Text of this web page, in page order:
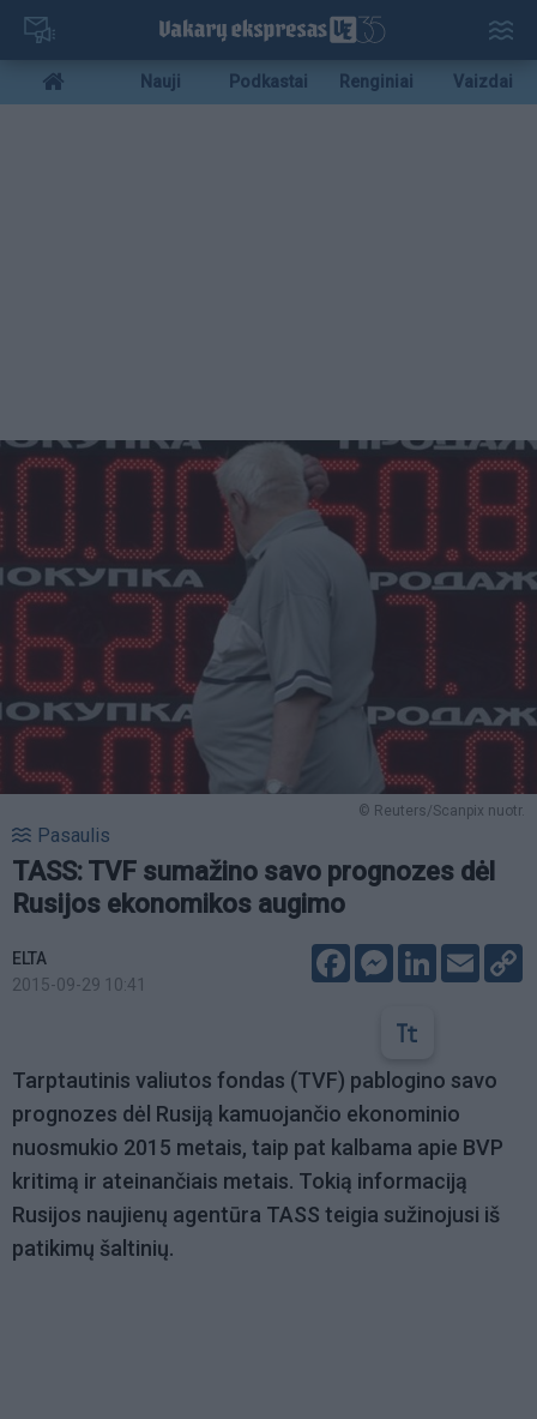
Pereiti
pagrindinį
turinį
Mobile
menu
Nauji Podkastai Renginiai Vaizdai
© Reuters/Scanpix nuotr.
Pasaulis
TASS: TVF sumažino savo prognozes dėl
Rusijos ekonomikos augimo
ELTA
2015-09-29 10:41
FacebookMessenger
LinkedIn
Email
Tarptautinis valiutos fondas (TVF) pablogino savo
prognozes dėl Rusiją kamuojančio ekonominio
nuosmukio 2015 metais, taip pat kalbama apie BVP
kritimą ir ateinančiais metais. Tokią informaciją
Rusijos naujienų agentūra TASS teigia sužinojusi iš
patikimų šaltinių.